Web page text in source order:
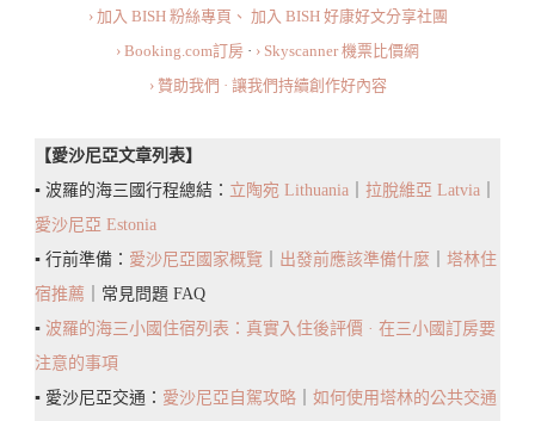
現
代
的
街
How
Spend
A
› 加入 BISH 粉絲專頁、 加入 BISH 好康好文分享社團
› Booking.com訂房 · › Skyscanner 機票比價網
› 贊助我們 · 讓我們持續創作好內容
【愛沙尼亞文章列表】
▪️ 波羅的海三國行程總結： 立陶宛 Lithuania 拉脫維亞 Latvia
愛沙尼亞 Estonia
▪️ 行前準備： 愛沙尼亞國家概覽 出發前應該準備什麼
塔林住
宿推薦 ｜常見問題 FAQ
▪️ 波羅的海三小國住宿列表：真實入住後評價 · 在三小國訂房要
注意的事項
▪️ 愛沙尼亞交通： 愛沙尼亞自駕攻略
如何使用塔林的公共交通